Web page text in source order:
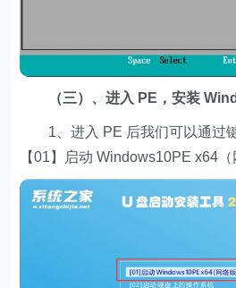
（三）、进入 PE，安装
1、进入 PE 后我们可以通过
【01】启动 Windows10PE x64（